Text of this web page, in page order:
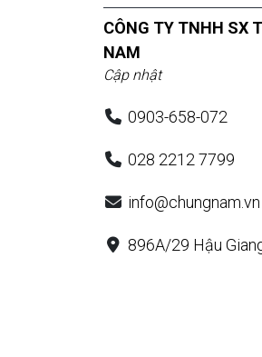
CÔNG TY TNHH SX
NAM
Cập nhật
0903-658-072
028 2212 7799
info@chungnam.vn
896A/29 Hậu